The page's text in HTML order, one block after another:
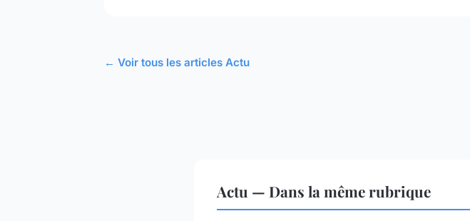
← Voir tous les articles Actu
Actu — Dans la même rubrique